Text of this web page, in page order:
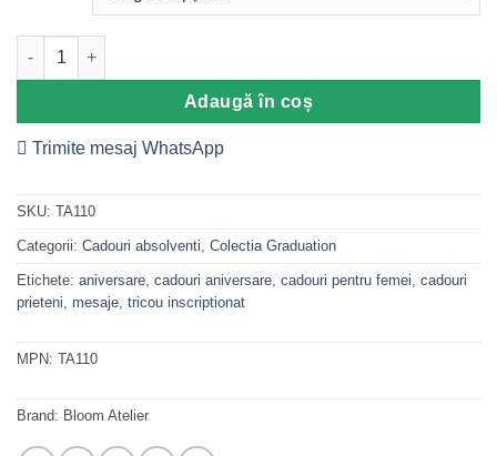
Cantitate Tricou Graduation, Happy Last Day Of School
Adaugă în coș
Trimite mesaj WhatsApp
SKU: TA110
Categorii: Cadouri absolventi Colectia Graduation
Etichete: aniversare cadouri aniversare cadouri pentru femei cadouri
prieteni mesaje tricou inscriptionat
MPN: TA110
Brand: Bloom Atelier